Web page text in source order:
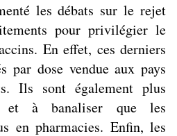
les débats sur le rejet
pour privilégier le
En effet, ces derniers
par dose vendue aux pays
Ils sont également plus
à banaliser que les
en pharmacies. Enfin, les